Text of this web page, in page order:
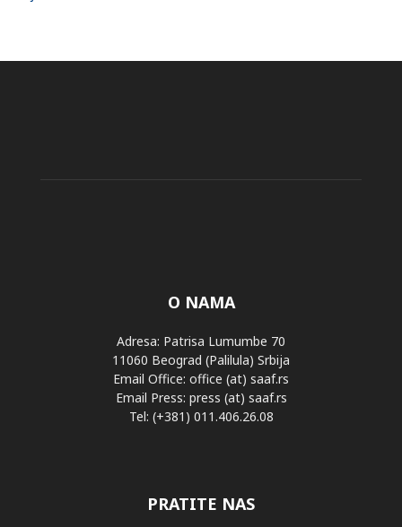
O NAMA
Adresa: Patrisa Lumumbe 70
11060 Beograd (Palilula) Srbija
Email Office: office (at) saaf.rs
Email Press: press (at) saaf.rs
Tel: (+381) 011.406.26.08
PRATITE NAS